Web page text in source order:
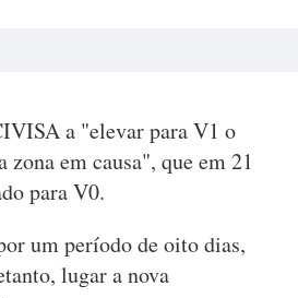
a "elevar para V1 o
em causa", que em 21
para V0.
um período de oito dias,
lugar a nova